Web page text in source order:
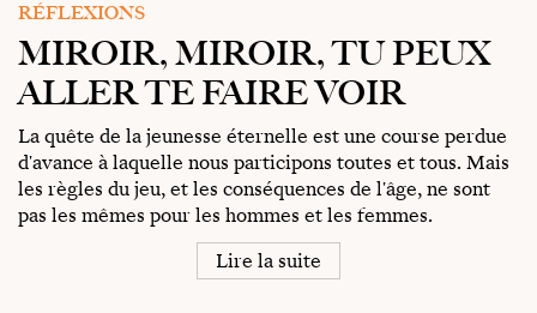
RÉFLEXIONS
MIROIR, MIROIR, TU PEUX
ALLER TE FAIRE VOIR
La quête de la jeunesse éternelle est une course perdue
d'avance à laquelle nous participons toutes et tous. Mais
les règles du jeu, et les conséquences de l'âge, ne sont
pas les mêmes pour les hommes et les femmes.
Lire la suite